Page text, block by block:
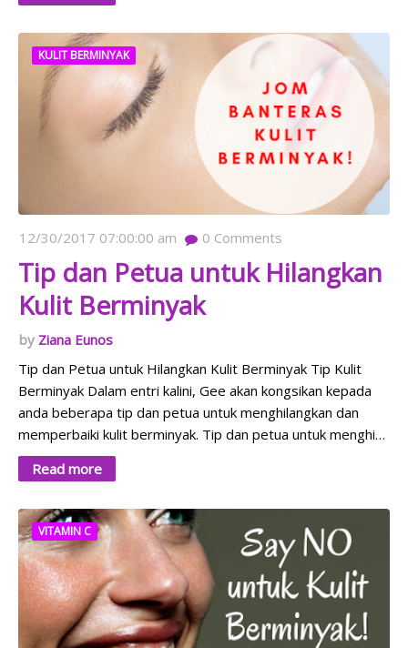
KULIT BERMINYAK
12/30/2017 07:00:00 am 0 Comments
Tip dan Petua untuk Hilangkan
Kulit Berminyak
Ziana Eunos
Tip dan Petua untuk Hilangkan Kulit Berminyak Tip Kulit
Berminyak Dalam entri kalini, Gee akan kongsikan kepada
anda beberapa tip dan petua untuk menghilangkan dan
memperbaiki kulit berminyak. Tip dan petua untuk menghi…
Read more
VITAMIN C